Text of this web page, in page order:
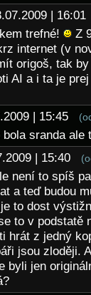
|
trefné!
Z
internet (v
origoš, tak
AI a i ta je
| 15:45
sranda ale
| 15:40
není to spíš
a teď budou
to dost
to v podstatě
hrát z jedný
jsou zloději.
byli jen